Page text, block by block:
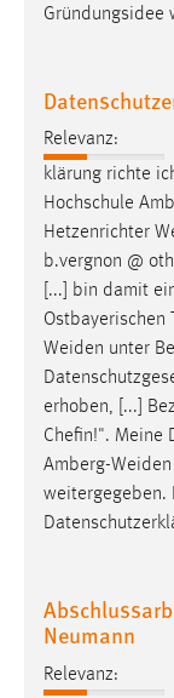
Gründungsidee
Relevanz:
klärung richte
Hochschule
Hetzenrichter
b.vergnon @
[...] bin damit
Ostbayerischen
Weiden unter
erhoben, [...]
Chefin!". Meine
Amberg-Weiden
weitergegeben.
Neumann
Relevanz:
Name:
site-
Zweck:
Das Cookie
Cookie
30 Tage
Chat
Name:
chat-frame-
Zweck: